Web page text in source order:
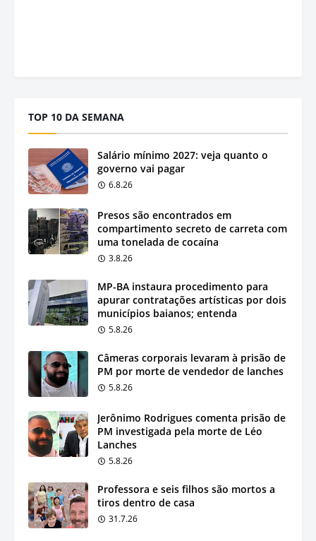
TOP 10 DA SEMANA
Salário mínimo 2027: veja quanto o
governo vai pagar
6.8.26
Presos são encontrados em
compartimento secreto de carreta com
uma tonelada de cocaína
3.8.26
MP-BA instaura procedimento para
apurar contratações artísticas por dois
municípios baianos; entenda
5.8.26
Câmeras corporais levaram à prisão de
PM por morte de vendedor de lanches
5.8.26
Jerônimo Rodrigues comenta prisão de
PM investigada pela morte de Léo
Lanches
5.8.26
Professora e seis filhos são mortos a
tiros dentro de casa
31.7.26